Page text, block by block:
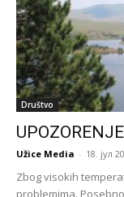
Društvo
Užice Media - 18. јул
Zbog visokih